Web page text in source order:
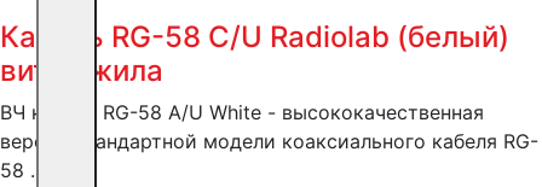
Кабель RG-58 C/U Radiolab (белый)
витая жила
ВЧ кабель RG-58 A/U White - высококачественная
версия стандартной модели коаксиального кабеля RG-
58 ..